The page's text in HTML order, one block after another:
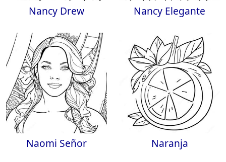
Nancy Drew Nancy Elegante
Naomi Señor Naranja